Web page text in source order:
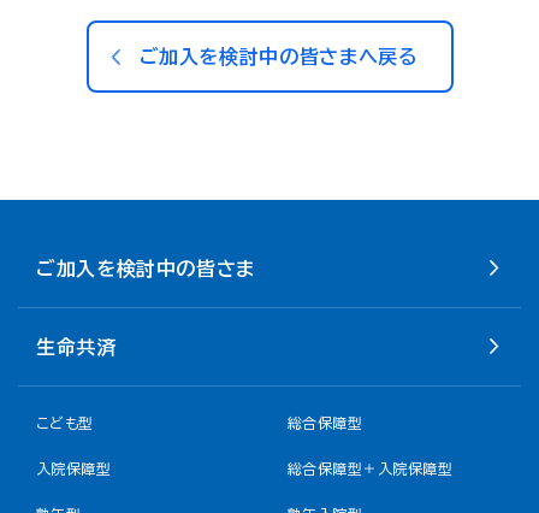
ご加入を検討中の皆さまへ戻る
ご加入を検討中の皆さま
生命共済
こども型 総合保障型
入院保障型 総合保障型＋入院保障型